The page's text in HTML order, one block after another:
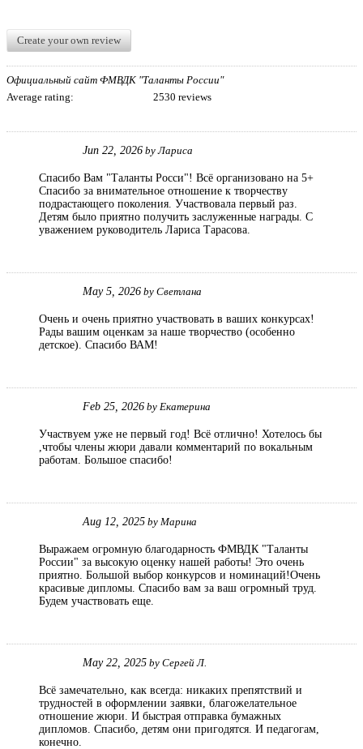
Create your own review
Официальный сайт ФМВДК "Таланты России"
Average rating:
2530 reviews
Jun 22, 2026 byЛариса
Спасибо Вам "Таланты Росси"! Всё организовано на 5+
Спасибо за внимательное отношение к творчеству
подрастающего поколения. Участвовала первый раз.
Детям было приятно получить заслуженные награды. С
уважением руководитель Лариса Тарасова.
May 5, 2026 by Светлана
Очень и очень приятно участвовать в ваших конкурсах!
Рады вашим оценкам за наше творчество (особенно
детское). Спасибо ВАМ!
Feb 25, 2026 by Екатерина
Участвуем уже не первый год! Всё отлично! Хотелось бы
,чтобы члены жюри давали комментарий по вокальным
работам. Большое спасибо!
Aug 12, 2025 by Марина
Выражаем огромную благодарность ФМВДК "Таланты
России" за высокую оценку нашей работы! Это очень
приятно. Большой выбор конкурсов и номинаций!Очень
красивые дипломы. Спасибо вам за ваш огромный труд.
Будем участвовать еще.
May 22, 2025 by Сергей Л.
Всё замечательно, как всегда: никаких препятствий и
трудностей в оформлении заявки, благожелательное
отношение жюри. И быстрая отправка бумажных
дипломов. Спасибо, детям они пригодятся. И педагогам,
конечно.